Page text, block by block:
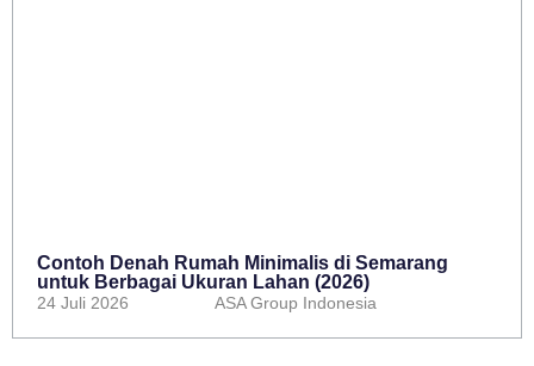
Contoh Denah Rumah Minimalis di Semarang
untuk Berbagai Ukuran Lahan (2026)
24 Juli 2026 ASA Group Indonesia